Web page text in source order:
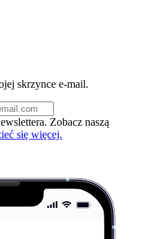
skrzynce e-mail.
Zobacz naszą
się więcej.